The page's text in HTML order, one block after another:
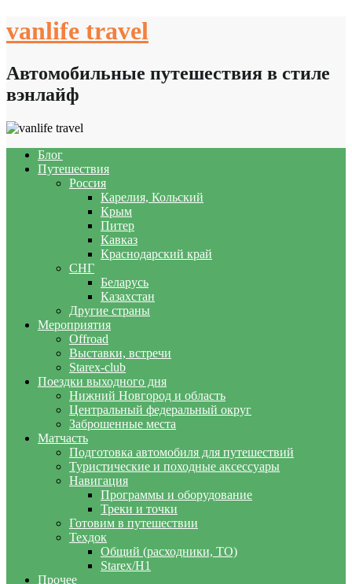
to
vanlife travel
Автомобильные путешествия в стиле
вэнлайф
Блог
Путешествия
Россия
Карелия, Кольский
Крым
Питер
Кавказ
Краснодарский край
СНГ
Беларусь
Казахстан
Другие страны
Мероприятия
Offroad
Выставки, встречи
Starex-club
Поездки выходного дня
Нижний Новгород и область
Центральный федеральный округ
Заброшенные места
Матчасть
Подготовка автомобиля для путешествий
Туристические и походные аксессуары
Навигация
Программы и оборудование
Треки и точки
Готовим в путешествии
Техдок
Общий (расходники, ТО)
Starex/H1
Прочее